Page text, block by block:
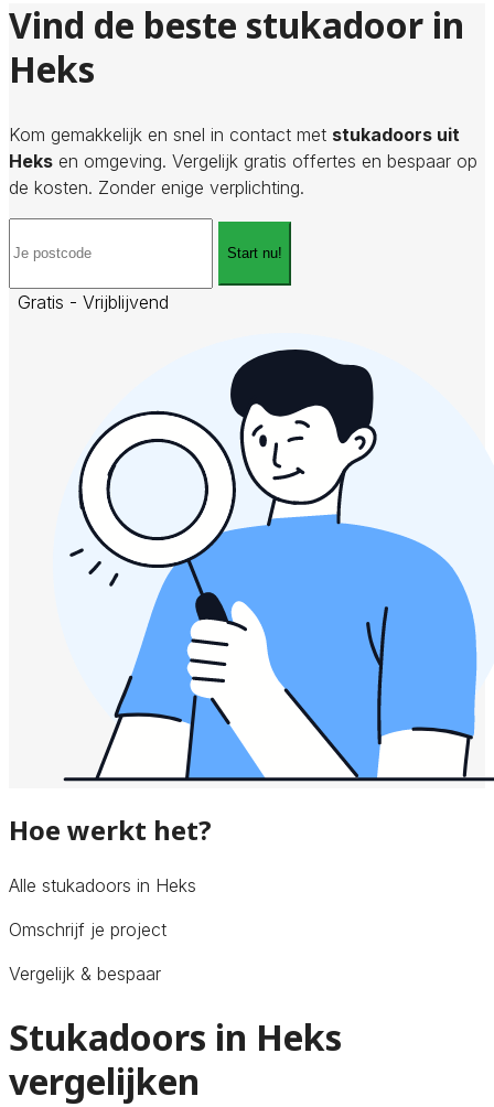
Vind de beste stukadoor in
Heks
Kom gemakkelijk en snel in contact met stukadoors uit
Heks en omgeving. Vergelijk gratis offertes en bespaar op
de kosten. Zonder enige verplichting.
Start nu!
Gratis - Vrijblijvend
Hoe werkt het?
Alle stukadoors in Heks
Omschrijf je project
Vergelijk & bespaar
Stukadoors in Heks
vergelijken